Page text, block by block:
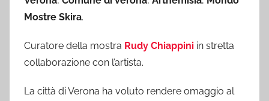
Mostre Skira.
Curatore della mostra Rudy Chiappini in stretta
collaborazione con l’artista.
La città di Verona ha voluto rendere omaggio al